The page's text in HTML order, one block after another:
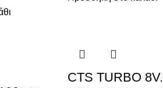
CTS TURBO